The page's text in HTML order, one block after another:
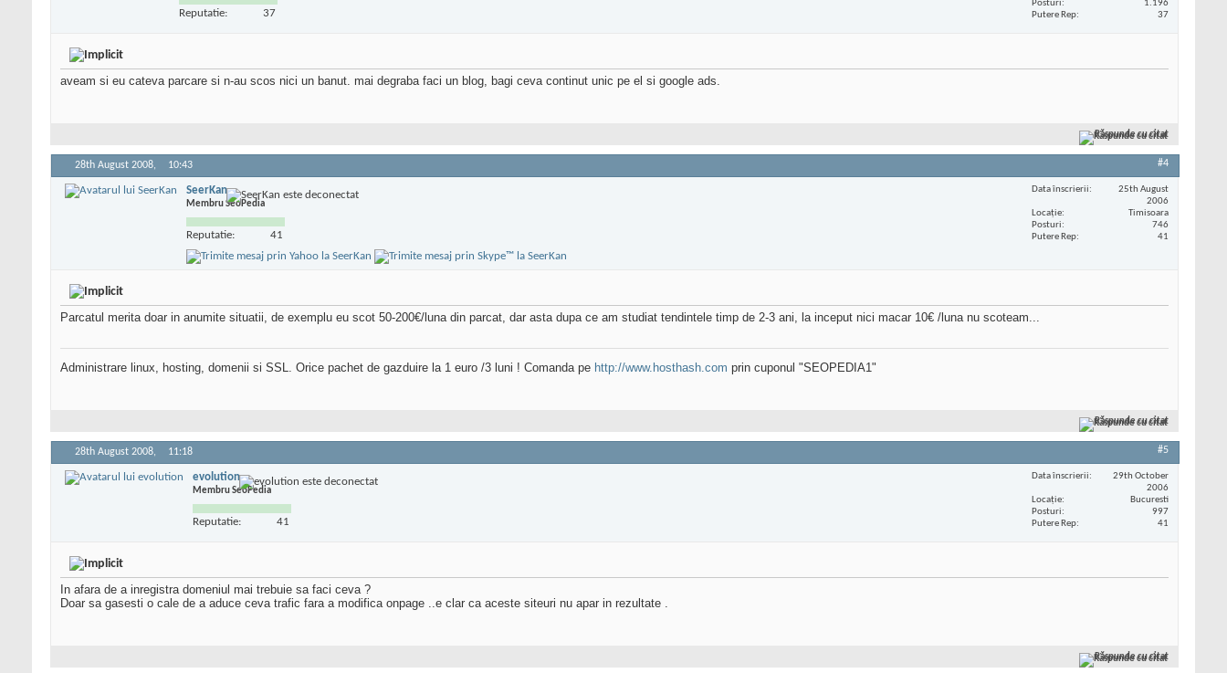
Reputatie: 37
Posturi
1.196
Putere Rep
37
aveam si eu cateva parcare si n-au scos nici un banut. mai degraba faci un blog, bagi ceva continut unic pe el si google ads.
Răspunde cu citat
28th August 2008, 10:43 #4
SeerKan
Membru SeoPedia
Reputatie: 41
Data înscrierii
25th August
2006
Locaţie
Timisoara
Posturi
746
Putere Rep
41
Parcatul merita doar in anumite situatii, de exemplu eu scot 50-200€/luna din parcat, dar asta dupa ce am studiat tendintele timp de 2-3 ani, la inceput nici macar 10€ /luna nu scoteam...
Administrare linux, hosting, domenii si SSL. Orice pachet de gazduire la 1 euro /3 luni ! Comanda pe http://www.hosthash.com prin cuponul "SEOPEDIA1"
Răspunde cu citat
28th August 2008, 11:18 #5
evolution
Membru SeoPedia
Reputatie: 41
Data înscrierii
29th October
2006
Locaţie
Bucuresti
Posturi
997
Putere Rep
41
In afara de a inregistra domeniul mai trebuie sa faci ceva ?
Doar sa gasesti o cale de a aduce ceva trafic fara a modifica onpage ..e clar ca aceste siteuri nu apar in rezultate .
Răspunde cu citat